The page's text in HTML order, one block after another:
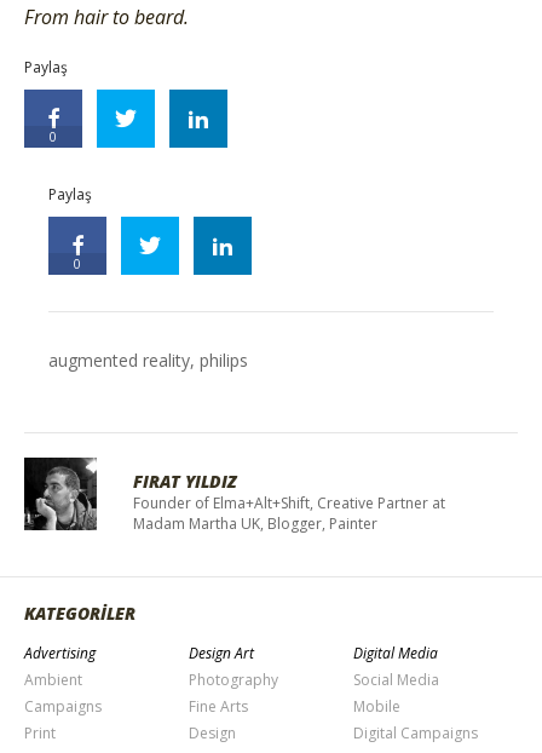
From hair to beard.
Paylaş
0
Paylaş
0
augmented reality,philips
FIRAT YILDIZ
Founder of Elma+Alt+Shift, Creative Partner at
Madam Martha UK, Blogger, Painter
KATEGORİLER
Advertising
Ambient
Campaigns
Print
Design Art
Photography
Fine Arts
Design
Digital Media
Social Media
Mobile
Digital Campaigns